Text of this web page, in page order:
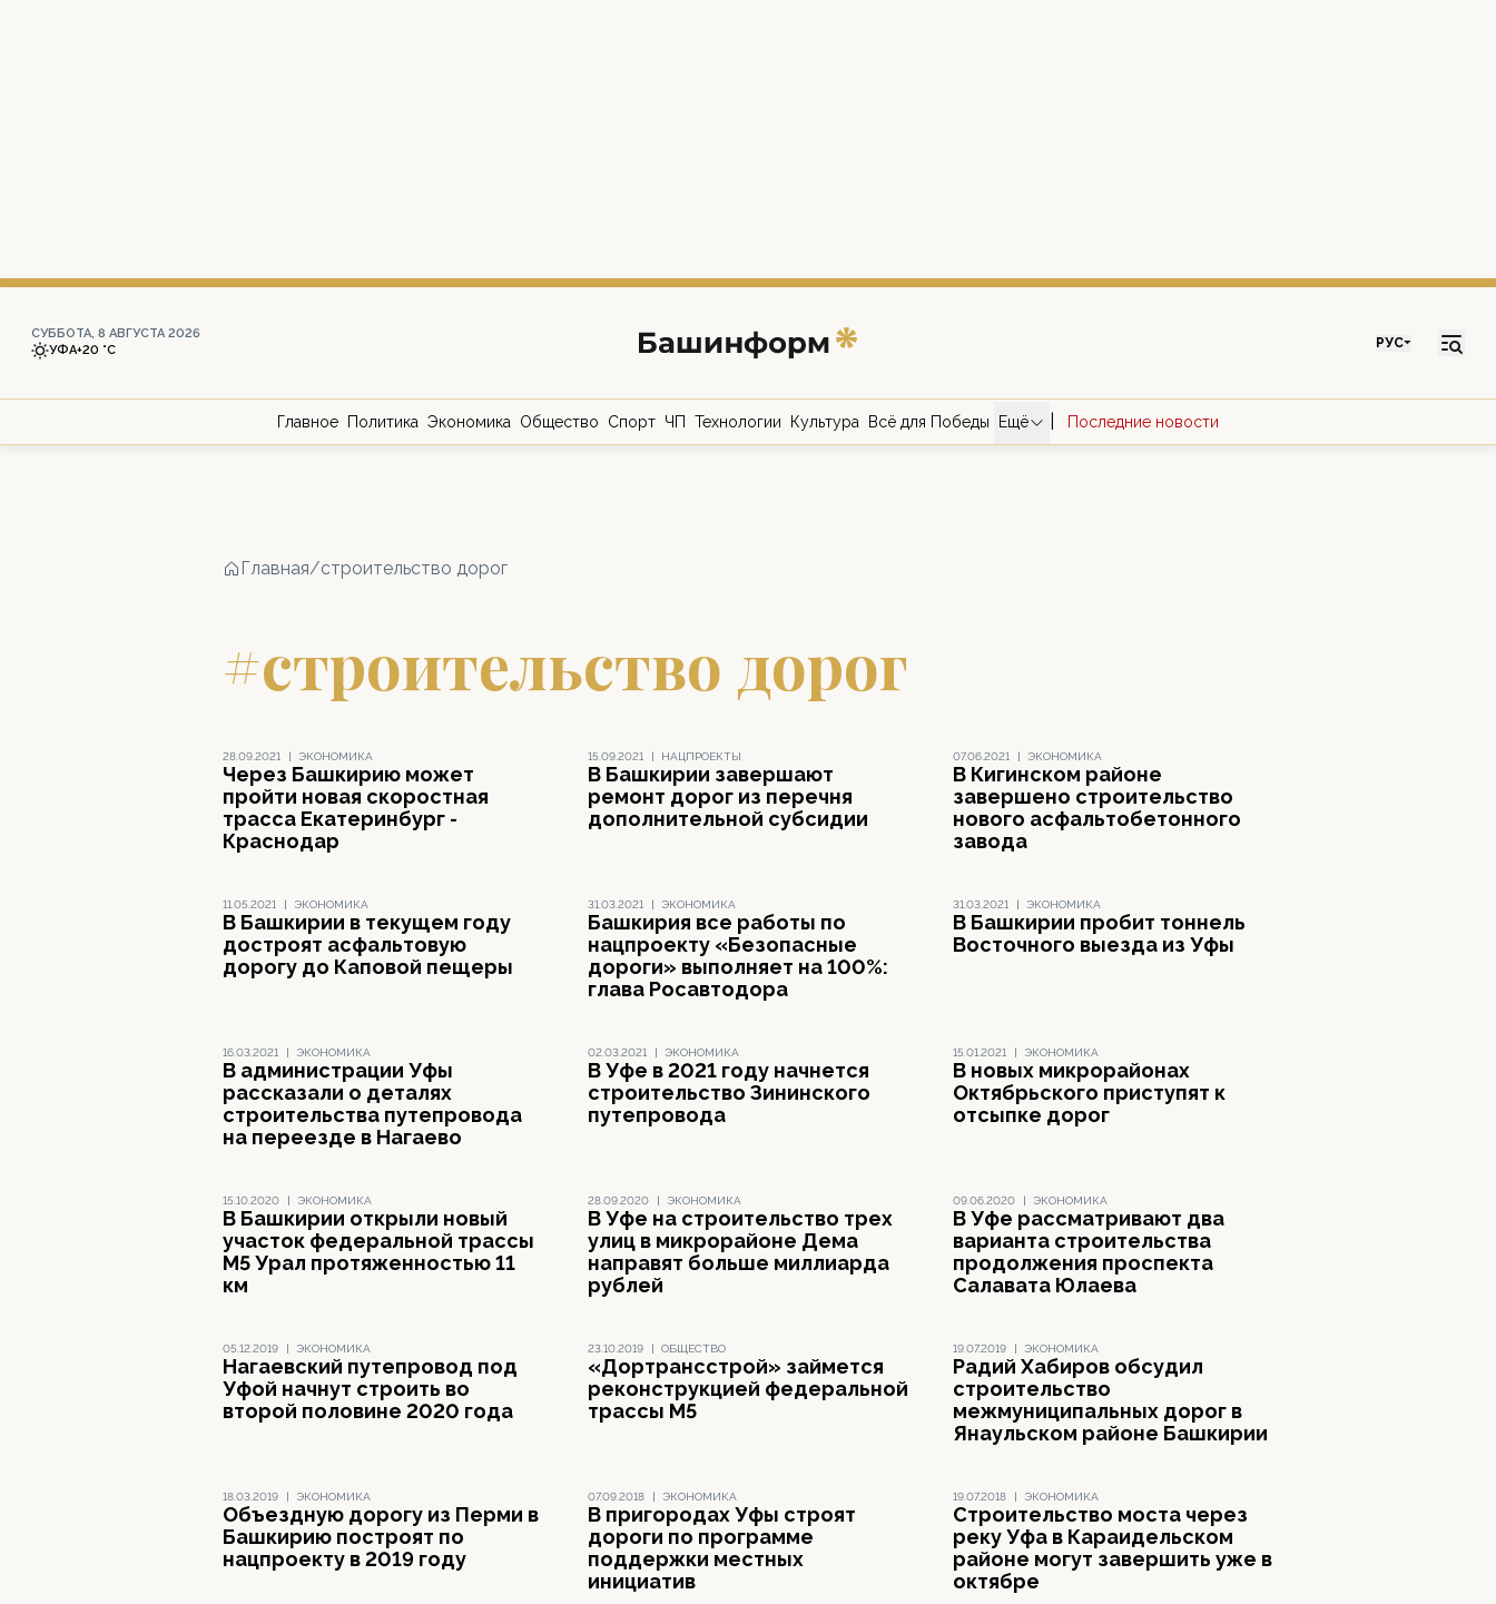
СУББОТА, 8 АВГУСТА 2026
УФА+20 °С РУС
Главное Политика Экономика Общество Спорт ЧП Технологии Культура Всё для Победы Ещё Последние новости
Главная/строительство дорог
#строительство дорог
28.09.2021 | ЭКОНОМИКА
Через Башкирию может
пройти новая скоростная
трасса Екатеринбург -
Краснодар
15.09.2021 | НАЦПРОЕКТЫ
В Башкирии завершают
ремонт дорог из перечня
дополнительной субсидии
07.06.2021 | ЭКОНОМИКА
В Кигинском районе
завершено строительство
нового асфальтобетонного
завода
11.05.2021 | ЭКОНОМИКА
В Башкирии в текущем году
достроят асфальтовую
дорогу до Каповой пещеры
31.03.2021 | ЭКОНОМИКА
Башкирия все работы по
нацпроекту «Безопасные
дороги» выполняет на 100%:
глава Росавтодора
31.03.2021 | ЭКОНОМИКА
В Башкирии пробит тоннель
Восточного выезда из Уфы
16.03.2021 | ЭКОНОМИКА
В администрации Уфы
рассказали о деталях
строительства путепровода
на переезде в Нагаево
02.03.2021 | ЭКОНОМИКА
В Уфе в 2021 году начнется
строительство Зининского
путепровода
15.01.2021 | ЭКОНОМИКА
В новых микрорайонах
Октябрьского приступят к
отсыпке дорог
15.10.2020 | ЭКОНОМИКА
В Башкирии открыли новый
участок федеральной трассы
М5 Урал протяженностью 11
км
28.09.2020 | ЭКОНОМИКА
В Уфе на строительство трех
улиц в микрорайоне Дема
направят больше миллиарда
рублей
09.06.2020 | ЭКОНОМИКА
В Уфе рассматривают два
варианта строительства
продолжения проспекта
Салавата Юлаева
05.12.2019 | ЭКОНОМИКА
Нагаевский путепровод под
Уфой начнут строить во
второй половине 2020 года
23.10.2019 | ОБЩЕСТВО
«Дортрансстрой» займется
реконструкцией федеральной
трассы М5
19.07.2019 | ЭКОНОМИКА
Радий Хабиров обсудил
строительство
межмуниципальных дорог в
Янаульском районе Башкирии
18.03.2019 | ЭКОНОМИКА
Объездную дорогу из Перми в
Башкирию построят по
нацпроекту в 2019 году
07.09.2018 | ЭКОНОМИКА
В пригородах Уфы строят
дороги по программе
поддержки местных
инициатив
19.07.2018 | ЭКОНОМИКА
Строительство моста через
реку Уфа в Караидельском
районе могут завершить уже в
октябре